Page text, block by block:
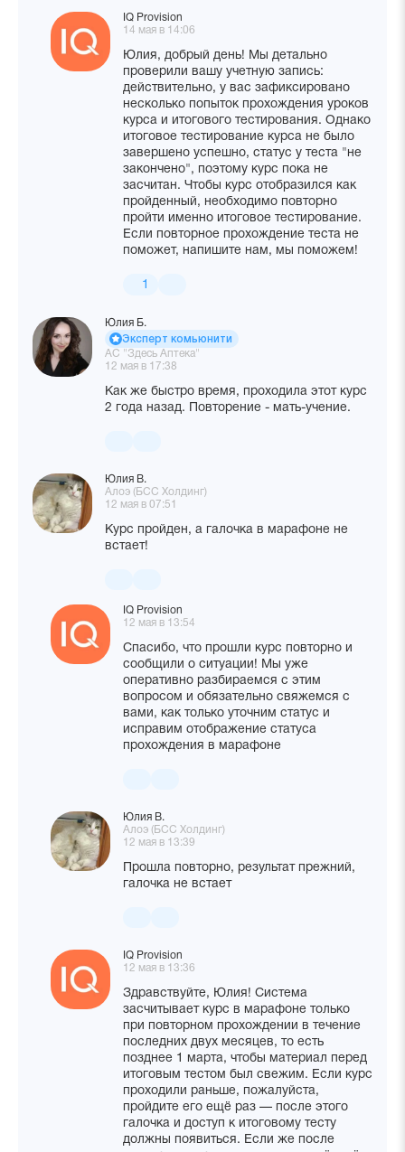
IQ Provision
14 мая в 14:06
Юлия, добрый день! Мы детально
проверили вашу учетную запись:
действительно, у вас зафиксировано
несколько попыток прохождения уроков
курса и итогового тестирования. Однако
итоговое тестирование курса не было
завершено успешно, статус у теста "не
закончено", поэтому курс пока не
засчитан. Чтобы курс отобразился как
пройденный, необходимо повторно
пройти именно итоговое тестирование.
Если повторное прохождение теста не
поможет, напишите нам, мы поможем!
1
Юлия Б.
Эксперт комьюнити
АС "Здесь Аптека"
12 мая в 17:38
Как же быстро время, проходила этот курс
2 года назад. Повторение - мать-учение.
Юлия В.
Алоэ (БСС Холдинг)
12 мая в 07:51
Курс пройден, а галочка в марафоне не
встает!
IQ Provision
12 мая в 13:54
Спасибо, что прошли курс повторно и
сообщили о ситуации! Мы уже
оперативно разбираемся с этим
вопросом и обязательно свяжемся с
вами, как только уточним статус и
исправим отображение статуса
прохождения в марафоне
Юлия В.
Алоэ (БСС Холдинг)
12 мая в 13:39
Прошла повторно, результат прежний,
галочка не встает
IQ Provision
12 мая в 13:36
Здравствуйте, Юлия! Система
засчитывает курс в марафоне только
при повторном прохождении в течение
последних двух месяцев, то есть
позднее 1 марта, чтобы материал перед
итоговым тестом был свежим. Если курс
проходили раньше, пожалуйста,
пройдите его ещё раз — после этого
галочка и доступ к итоговому тесту
должны появиться. Если же после